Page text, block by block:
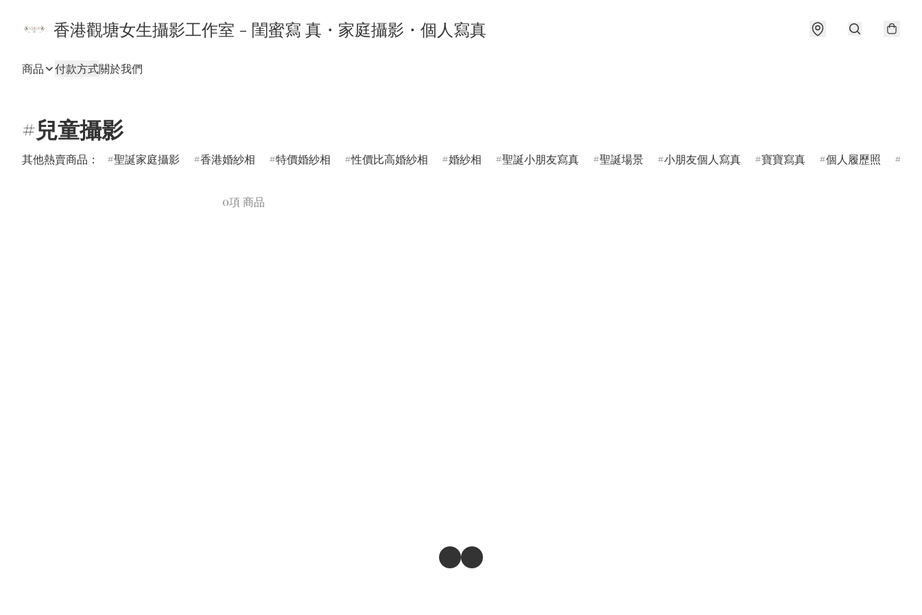
香港觀塘女生攝影工作室 - 閨蜜寫 真・家庭攝影・個人寫真
商品 付款方式關於我們
#兒童攝影
其他熱賣商品： 聖誕家庭攝影 香港婚紗相 特價婚紗相 性價比高婚紗相 婚紗相 聖誕小朋友寫真 聖誕場景 小朋友個人寫真 寶寶寫真 個人履歷照
0項 商品